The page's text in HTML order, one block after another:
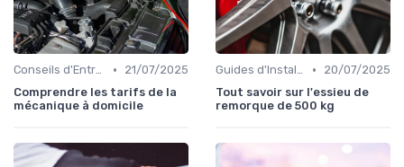
Conseils d'Entretien Auto •
21/07/2025
Comprendre les tarifs de la
mécanique à domicile
Guides d'Installation et de Réparation •
20/07/2025
Tout savoir sur l'essieu de
remorque de 500 kg